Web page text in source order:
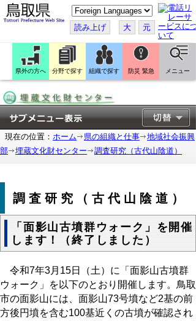
こ
の
ペ
ー
ジ
翻
訳
す
読み上げ 大 元
県外の方へ 分野で探す 組織で探す 防災 緊急 メニュー
現在の位置： ホーム 県の組織と仕事
地域社会振興
部
埋蔵文化財センター 調査研究（古代山陰道）
調査研究（古代山陰道）
「面影山古墳群ウォーク」を開催
します！（終了しました）
令和7年3月 15日（土）に「面影山古墳群
ウォーク」を以下のとおり開催します。鳥取
市の面影山には、面影山73号墳など2基の前
方後円墳を含む100基近くの古墳が確認され